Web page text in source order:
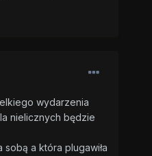
wydarzenia
nielicznych będzie
a która plugawiła